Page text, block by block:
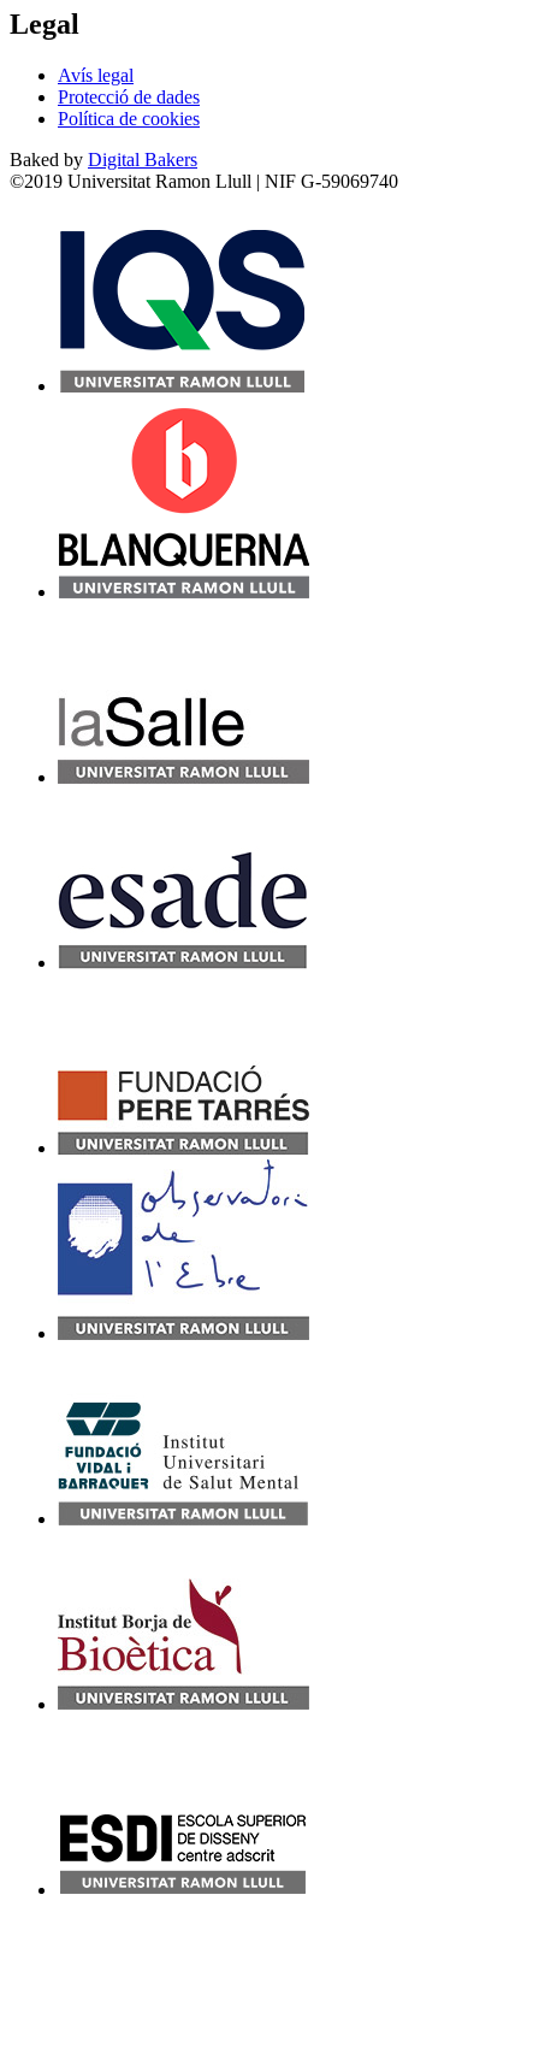
Legal
Avís legal
Protecció de dades
Política de cookies
Baked by Digital Bakers
©2019 Universitat Ramon Llull | NIF G-59069740